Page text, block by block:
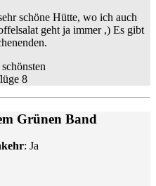
schöne Hütte, wo ich auch
geht ja immer ,) Es gibt
Grünen Band
: Ja